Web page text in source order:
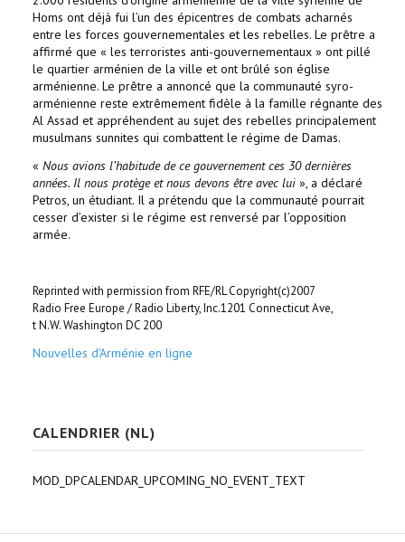
Homs ont déjà fui l’un des épicentres de combats acharnés
entre les forces gouvernementales et les rebelles. Le prêtre a
affirmé que « les terroristes anti-gouvernementaux » ont pillé
le quartier arménien de la ville et ont brûlé son église
arménienne. Le prêtre a annoncé que la communauté syro-
arménienne reste extrêmement fidèle à la famille régnante des
Al Assad et appréhendent au sujet des rebelles principalement
musulmans sunnites qui combattent le régime de Damas.
« Nous avions l’habitude de ce gouvernement ces 30 dernières
années. Il nous protège et nous devons être avec lui », a déclaré
Petros, un étudiant. Il a prétendu que la communauté pourrait
cesser d’exister si le régime est renversé par l’opposition
armée.
Reprinted with permission from RFE/RL Copyright(c)2007
Radio Free Europe / Radio Liberty, Inc.1201 Connecticut Ave,
t N.W. Washington DC 200
Nouvelles d'Arménie en ligne
CALENDRIER (NL)
MOD_DPCALENDAR_UPCOMING_NO_EVENT_TEXT